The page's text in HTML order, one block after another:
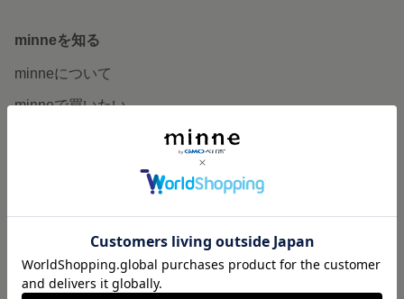
minneを知る
minneについて
minneで買いたい
作品販売について